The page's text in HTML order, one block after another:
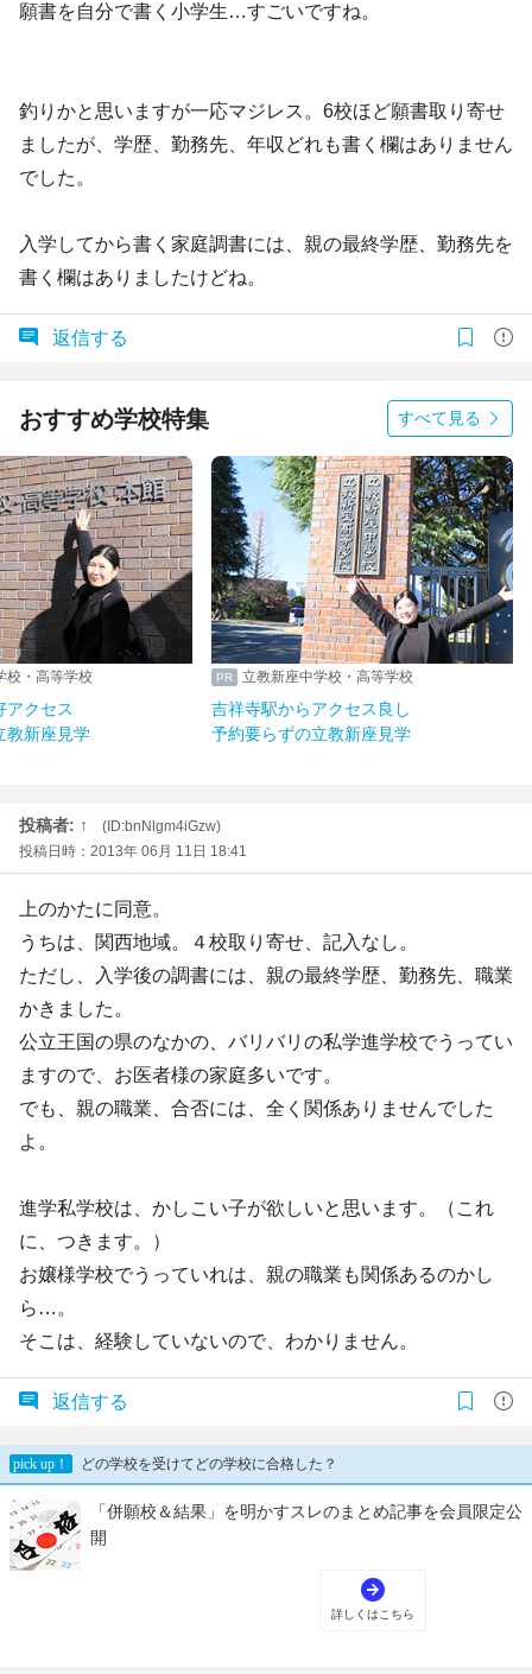
願書を自分で書く小学生…すごいですね。
釣りかと思いますが一応マジレス。6校ほど願書取り寄せ
ましたが、学歴、勤務先、年収どれも書く欄はありません
でした。
入学してから書く家庭調書には、親の最終学歴、勤務先を
書く欄はありましたけどね。
返信する
おすすめ学校特集 すべて見る
校・高等学校
アクセス
教新座見学
立教新座中学校・高等学校
吉祥寺駅からアクセス良し
予約要らずの立教新座見学
投稿者: ↑
(ID:bnNlgm4iGzw)
投稿日時：2013年 06月 11日 18:41
上のかたに同意。
うちは、関西地域。４校取り寄せ、記入なし。
ただし、入学後の調書には、親の最終学歴、勤務先、職業
かきました。
公立王国の県のなかの、バリバリの私学進学校でうってい
ますので、お医者様の家庭多いです。
でも、親の職業、合否には、全く関係ありませんでした
よ。
進学私学校は、かしこい子が欲しいと思います。（これ
に、つきます。）
お嬢様学校でうっていれは、親の職業も関係あるのかし
ら…。
そこは、経験していないので、わかりません。
返信する